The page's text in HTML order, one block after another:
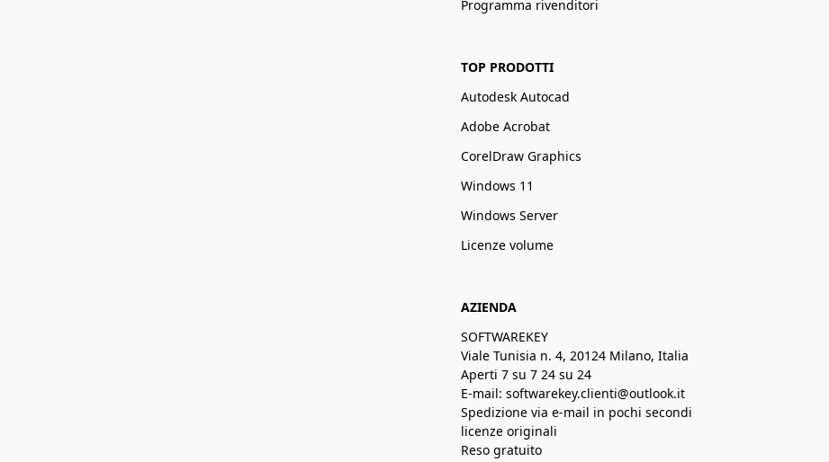
Programma rivenditori
TOP PRODOTTI
Autodesk Autocad
Adobe Acrobat
CorelDraw Graphics
Windows 11
Windows Server
Licenze volume
AZIENDA
SOFTWAREKEY
Viale Tunisia n. 4, 20124 Milano, Italia
Aperti 7 su 7 24 su 24
E-mail: softwarekey.clienti@outlook.it
Spedizione via e-mail in pochi secondi
licenze originali
Reso gratuito